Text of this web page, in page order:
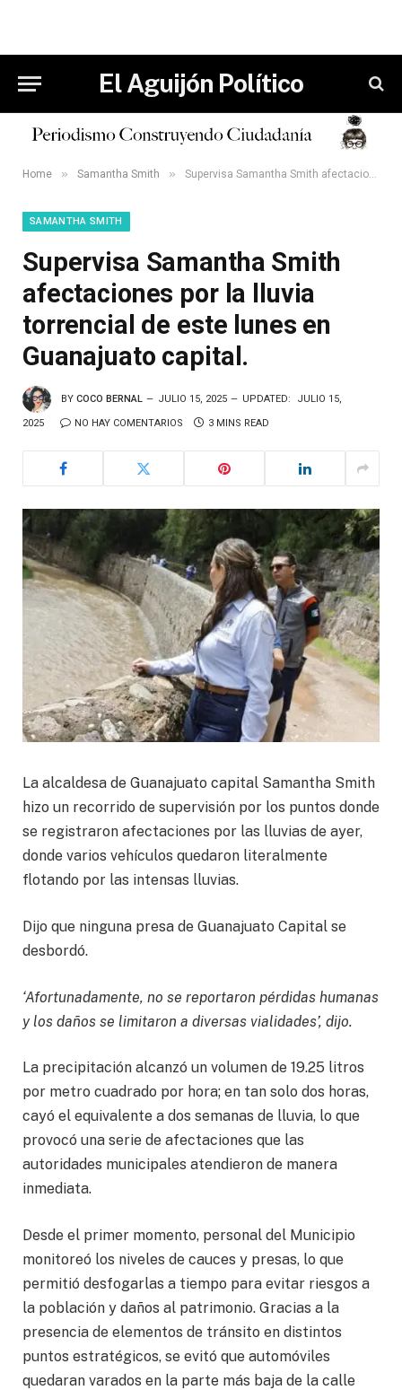
El Aguijón Político
Home » Samantha Smith » Supervisa Samantha Smith afectaciones por la lluvia torrencial de este lunes en Guanajuato capital.
SAMANTHA SMITH
Supervisa Samantha Smith
afectaciones por la lluvia
torrencial de este lunes en
Guanajuato capital.
BY COCO BERNAL JULIO 15, 2025 UPDATED: JULIO 15,
2025 NO HAY COMENTARIOS 3 MINS READ
La alcaldesa de Guanajuato capital Samantha Smith
hizo un recorrido de supervisión por los puntos donde
se registraron afectaciones por las lluvias de ayer,
donde varios vehículos quedaron literalmente
flotando por las intensas lluvias.
Dijo que ninguna presa de Guanajuato Capital se
desbordó.
‘Afortunadamente, no se reportaron pérdidas humanas
y los daños se limitaron a diversas vialidades’, dijo.
La precipitación alcanzó un volumen de 19.25 litros
por metro cuadrado por hora; en tan solo dos horas,
cayó el equivalente a dos semanas de lluvia, lo que
provocó una serie de afectaciones que las
autoridades municipales atendieron de manera
inmediata.
Desde el primer momento, personal del Municipio
monitoreó los niveles de cauces y presas, lo que
permitió desfogarlas a tiempo para evitar riesgos a
la población y daños al patrimonio. Gracias a la
presencia de elementos de tránsito en distintos
puntos estratégicos, se evitó que automóviles
quedaran varados en la parte más baja de la calle